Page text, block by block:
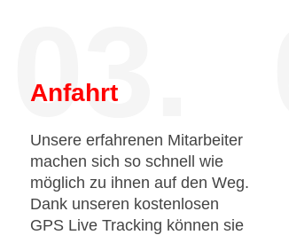
03.
Anfahrt
Unsere erfahrenen Mitarbeiter
machen sich so schnell wie
möglich zu ihnen auf den Weg.
Dank unseren kostenlosen
GPS Live Tracking können sie